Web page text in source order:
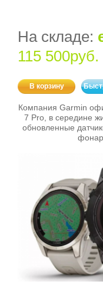
На складе:
115 500руб.
В корзину
Компания Garmin
7 Pro, в середине
обновленные